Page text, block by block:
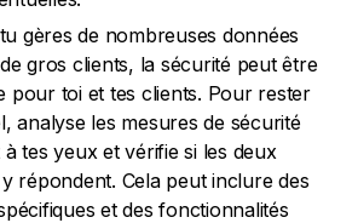
gères de nombreuses données
gros clients, la sécurité peut être
pour toi et tes clients. Pour rester
analyse les mesures de sécurité
tes yeux et vérifie si les deux
répondent. Cela peut inclure des
et des fonctionnalités